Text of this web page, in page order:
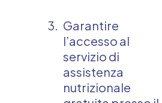
Garantire
l’accesso al
servizio di
assistenza
nutrizionale